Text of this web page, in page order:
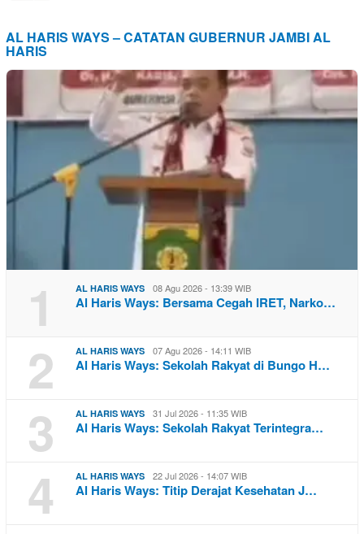
AL HARIS WAYS – CATATAN GUBERNUR JAMBI AL
HARIS
1 AL HARIS WAYS 08 Agu 2026 - 13:39 WIB
Al Haris Ways: Bersama Cegah IRET, Narko…
2 AL HARIS WAYS 07 Agu 2026 - 14:11 WIB
Al Haris Ways: Sekolah Rakyat di Bungo H…
3 AL HARIS WAYS 31 Jul 2026 - 11:35 WIB
Al Haris Ways: Sekolah Rakyat Terintegra…
4 AL HARIS WAYS 22 Jul 2026 - 14:07 WIB
Al Haris Ways: Titip Derajat Kesehatan J…